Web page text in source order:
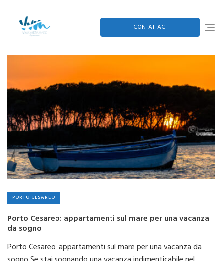
content
CONTATTACI
PORTO CESAREO
Porto Cesareo: appartamenti sul mare per una vacanza
da sogno
Porto Cesareo: appartamenti sul mare per una vacanza da